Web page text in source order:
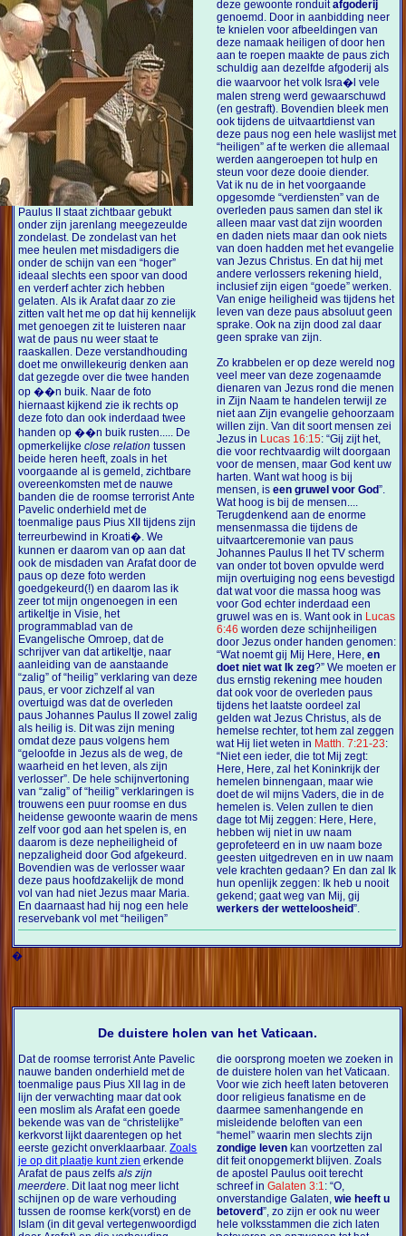
Paulus II staat zichtbaar gebukt
onder zijn jarenlang meegezeulde
zondelast. De zondelast van het
mee heulen met misdadigers die
onder de schijn van een “hoger”
ideaal slechts een spoor van dood
en verderf achter zich hebben
gelaten. Als ik Arafat daar zo zie
zitten valt het me op dat hij kennelijk
met genoegen zit te luisteren naar
wat de paus nu weer staat te
raaskallen. Deze verstandhouding
doet me onwillekeurig denken aan
dat gezegde over die twee handen
op ��n buik. Naar de foto
hiernaast kijkend zie ik rechts op
deze foto dan ook inderdaad twee
handen op ��n buik rusten..... De
opmerkelijkeclose relation tussen
beide heren heeft, zoals in het
voorgaande al is gemeld, zichtbare
overeenkomsten met de nauwe
banden die de roomse terrorist Ante
Pavelic onderhield met de
toenmalige paus Pius XII tijdens zijn
terreurbewind in Kroati�. We
kunnen er daarom van op aan dat
ook de misdaden van Arafat door de
paus op deze foto werden
goedgekeurd(!) en daarom las ik
zeer tot mijn ongenoegen in een
artikeltje in Visie, het
programmablad van de
Evangelische Omroep, dat de
schrijver van dat artikeltje, naar
aanleiding van de aanstaande
“zalig” of “heilig” verklaring van deze
paus, er voor zichzelf al van
overtuigd was dat de overleden
paus Johannes Paulus II zowel zalig
als heilig is. Dit was zijn mening
omdat deze paus volgens hem
“geloofde in Jezus als de weg, de
waarheid en het leven, als zijn
verlosser”. De hele schijnvertoning
van “zalig” of “heilig” verklaringen is
trouwens een puur roomse en dus
heidense gewoonte waarin de mens
zelf voor god aan het spelen is, en
daarom is deze nepheiligheid of
nepzaligheid door God afgekeurd.
Bovendien was de verlosser waar
deze paus hoofdzakelijk de mond
vol van had niet Jezus maar Maria.
En daarnaast had hij nog een hele
reservebank vol met “heiligen”
deze gewoonte ronduitafgoderij
genoemd. Door in aanbidding neer
te knielen voor afbeeldingen van
deze namaak heiligen of door hen
aan te roepen maakte de paus zich
schuldig aan dezelfde afgoderij als
die waarvoor het volk Isra�l vele
malen streng werd gewaarschuwd
(en gestraft). Bovendien bleek men
ook tijdens de uitvaartdienst van
deze paus nog een hele waslijst met
“heiligen” af te werken die allemaal
werden aangeroepen tot hulp en
steun voor deze dooie diender.
Vat ik nu de in het voorgaande
opgesomde “verdiensten” van de
overleden paus samen dan stel ik
alleen maar vast dat zijn woorden
en daden niets maar dan ook niets
van doen hadden met het evangelie
van Jezus Christus. En dat hij met
andere verlossers rekening hield,
inclusief zijn eigen “goede” werken.
Van enige heiligheid was tijdens het
leven van deze paus absoluut geen
sprake. Ook na zijn dood zal daar
geen sprake van zijn.
Zo krabbelen er op deze wereld nog
veel meer van deze zogenaamde
dienaren van Jezus rond die menen
in Zijn Naam te handelen terwijl ze
niet aan Zijn evangelie gehoorzaam
willen zijn. Van dit soort mensen zei
Jezus in Lucas 16:15: “Gij zijt het,
die voor rechtvaardig wilt doorgaan
voor de mensen, maar God kent uw
harten. Want wat hoog is bij
mensen, is een gruwel voor God”.
Wat hoog is bij de mensen....
Terugdenkend aan de enorme
mensenmassa die tijdens de
uitvaartceremonie van paus
Johannes Paulus II het TV scherm
van onder tot boven opvulde werd
mijn overtuiging nog eens bevestigd
dat wat voor die massa hoog was
voor God echter inderdaad een
gruwel was en is. Want ook in Lucas
6:46 worden deze schijnheiligen
door Jezus onder handen genomen:
“Wat noemt gij Mij Here, Here, en
doet niet wat Ik zeg?” We moeten er
dus ernstig rekening mee houden
dat ook voor de overleden paus
tijdens het laatste oordeel zal
gelden wat Jezus Christus, als de
hemelse rechter, tot hem zal zeggen
wat Hij liet weten in Matth. 7:21-23:
“Niet een ieder, die tot Mij zegt:
Here, Here, zal het Koninkrijk der
hemelen binnengaan, maar wie
doet de wil mijns Vaders, die in de
hemelen is. Velen zullen te dien
dage tot Mij zeggen: Here, Here,
hebben wij niet in uw naam
geprofeteerd en in uw naam boze
geesten uitgedreven en in uw naam
vele krachten gedaan? En dan zal Ik
hun openlijk zeggen: Ik heb u nooit
gekend; gaat weg van Mij, gij
werkers der wetteloosheid”.
�
De duistere holen van het Vaticaan.
Dat de roomse terrorist Ante Pavelic
nauwe banden onderhield met de
toenmalige paus Pius XII lag in de
lijn der verwachting maar dat ook
een moslim als Arafat een goede
bekende was van de “christelijke”
kerkvorst lijkt daarentegen op het
eerste gezicht onverklaarbaar.Zoals
je op dit plaatje kunt zien erkende
Arafat de paus zelfsals zijn
meerdere. Dit laat nog meer licht
schijnen op de ware verhouding
tussen de roomse kerk(vorst) en de
Islam (in dit geval vertegenwoordigd
die oorsprong moeten we zoeken in
de duistere holen van het Vaticaan.
Voor wie zich heeft laten betoveren
door religieus fanatisme en de
daarmee samenhangende en
misleidende beloften van een
“hemel” waarin men slechts zijn
zondige levenkan voortzetten zal
dit feit onopgemerkt blijven. Zoals
de apostel Paulus ooit terecht
schreef in Galaten 3:1: “O,
onverstandige Galaten, wie heeft u
betoverd”, zo zijn er ook nu weer
hele volksstammen die zich laten